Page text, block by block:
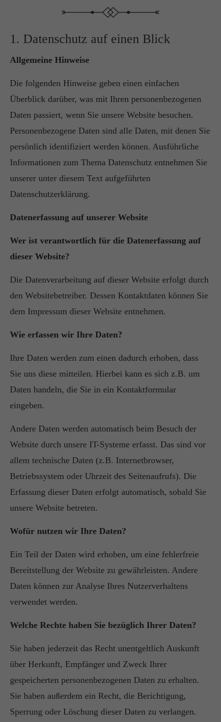
Drop us a line
info@yourdomain.com
Lorem ipsum dolor sit amet, consectetuer
Aenean commodo ligula eget dolor. Aenean
massa. Cum sociis natoque penatibus et magnis
Donec quam felis, ultricies nec.
1. Datenschutz auf einen Blick
Allgemeine Hinweise
Die folgenden Hinweise geben einen einfachen
Überblick darüber, was mit Ihren personenbezogenen
Daten passiert, wenn Sie unsere Website besuchen.
Personenbezogene Daten sind alle Daten, mit denen Sie
persönlich identifiziert werden können. Ausführliche
Informationen zum Thema Datenschutz entnehmen Sie
unserer unter diesem Text aufgeführten
Datenschutzerklärung.
Datenerfassung auf unserer Website
Wer ist verantwortlich für die Datenerfassung auf
dieser Website?
Die Datenverarbeitung auf dieser Website erfolgt durch
den Websitebetreiber. Dessen Kontaktdaten können Sie
dem Impressum dieser Website entnehmen.
Wie erfassen wir Ihre Daten?
Ihre Daten werden zum einen dadurch erhoben, dass
Sie uns diese mitteilen. Hierbei kann es sich z.B. um
Daten handeln, die Sie in ein Kontaktformular
eingeben.
Andere Daten werden automatisch beim Besuch der
Website durch unsere IT-Systeme erfasst. Das sind vor
allem technische Daten (z.B. Internetbrowser,
Betriebssystem oder Uhrzeit des Seitenaufrufs). Die
Erfassung dieser Daten erfolgt automatisch, sobald Sie
unsere Website betreten.
Wofür nutzen wir Ihre Daten?
Ein Teil der Daten wird erhoben, um eine fehlerfreie
Bereitstellung der Website zu gewährleisten. Andere
Daten können zur Analyse Ihres Nutzerverhaltens
verwendet werden.
Welche Rechte haben Sie bezüglich Ihrer Daten?
Sie haben jederzeit das Recht unentgeltlich Auskunft
über Herkunft, Empfänger und Zweck Ihrer
gespeicherten personenbezogenen Daten zu erhalten.
Sie haben außerdem ein Recht, die Berichtigung,
Sperrung oder Löschung dieser Daten zu verlangen.